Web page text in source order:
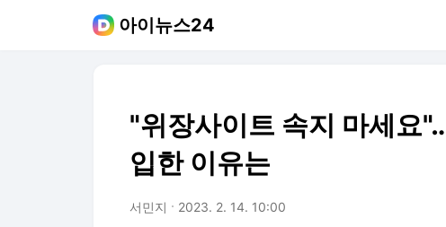
아이뉴스24
"위장사이트 속지 마세요
입한 이유는
서민지 2023. 2. 14. 10:00